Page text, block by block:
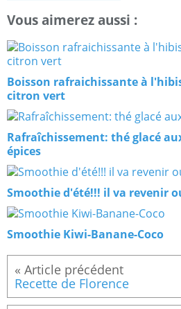
Vous aimerez aussi :
Boisson rafraichissante à
citron vert
Rafraîchissement: thé glacé
épices
Smoothie d'été!!! il va revenir
Smoothie Kiwi-Banane-Coco
Recette de Florence